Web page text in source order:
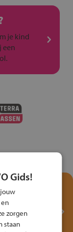
je kind
een
het
Gids!
zorgen
staan